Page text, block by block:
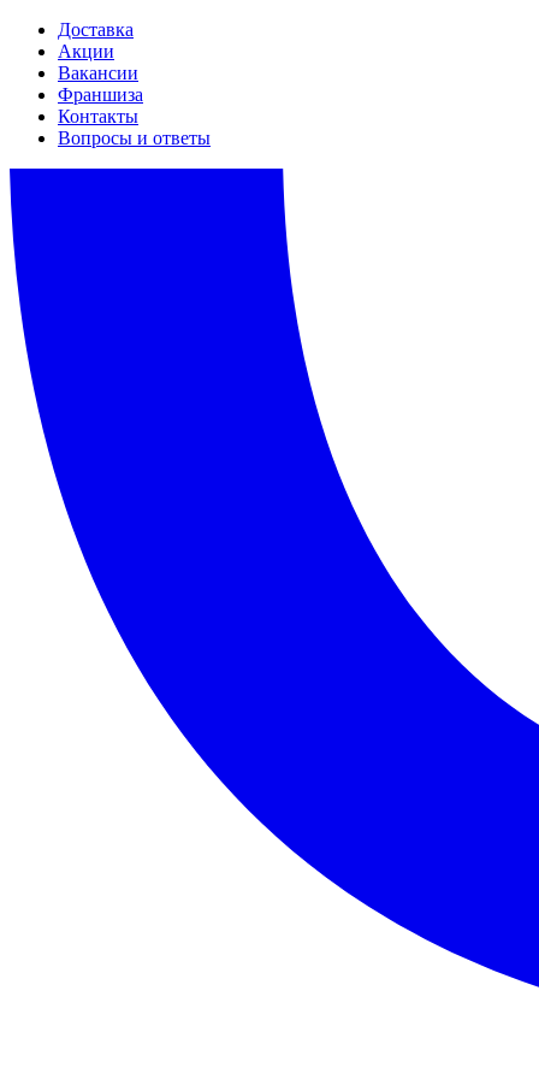
Доставка
Акции
Вакансии
Франшиза
Контакты
Вопросы и ответы